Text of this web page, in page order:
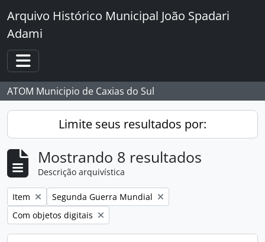
Skip to main content
Arquivo Histórico Municipal João Spadari
Adami
Toggle navigation
ATOM Municipio de Caxias do Sul
Limite seus resultados por:
Mostrando 8 resultados
Descrição arquivística
Remover filtro:
Item Remover filtro:
Segunda Guerra Mundial
Remover filtro:
Com objetos digitais